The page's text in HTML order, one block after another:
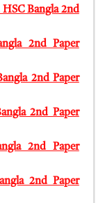
Bangla 2nd
2nd Paper
2nd Paper
2nd Paper
2nd Paper
2nd Paper